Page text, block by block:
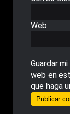
Web
Guardar
web en
que haga